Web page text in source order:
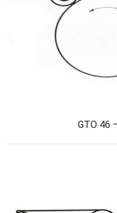
GTO 46